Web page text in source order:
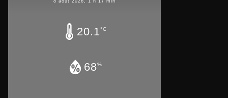
8 août 2026, 1 h 17 min
20.1°C
68%